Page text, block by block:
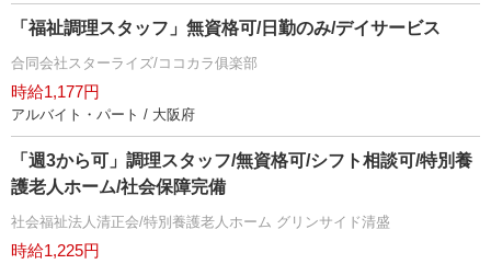
「福祉調理スタッフ」無資格可/日勤のみ/デイサービス
合同会社スターライズ/ココカラ俱楽部
時給1,177円
アルバイト・パート / 大阪府
「週3から可」調理スタッフ/無資格可/シフト相談可/特別養
護老人ホーム/社会保障完備
社会福祉法人清正会/特別養護老人ホーム グリンサイド清盛
時給1,225円